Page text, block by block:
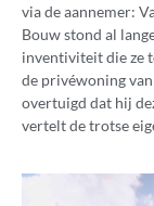
via de aannemer:
Bouw stond al
inventiviteit die ze
de privéwoning
overtuigd dat hij
vertelt de trotse